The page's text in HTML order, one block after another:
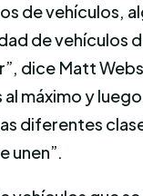
de vehículos,
de vehículos
dice Matt
máximo y
diferentes
unen”.